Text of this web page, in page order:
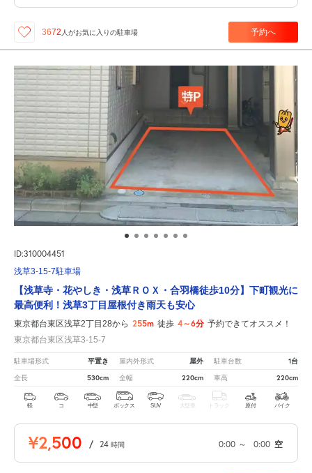
3672 人がお気に入りの駐車場 予約へ
ID:310004451
浅草3-15-7駐車場
【浅草寺・花やしき・浅草ＲＯＸ・合羽橋徒歩10分】下町観光に
最高便利！浅草3丁目屋根付き雨天も安心
東京都台東区浅草2丁目28から 255m 徒歩 4～6分 予約できてオススメ！
東京都台東区浅草3-15-7
駐車場形式 平置き 屋内外形式 屋外 駐車台数 1台
全長 530cm 全幅 220cm 車高 220cm
軽 コ 中型 ボックス SUV 大型車 トラック 原付 バイク
¥2,500 / 24 時間 0:00 ～ 0:00 空